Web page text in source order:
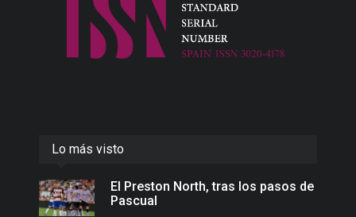
Lo más visto
El Preston North, tras los pasos de
Pascual